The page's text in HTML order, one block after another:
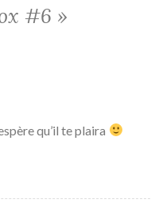
#6 »
qu’il te plaira